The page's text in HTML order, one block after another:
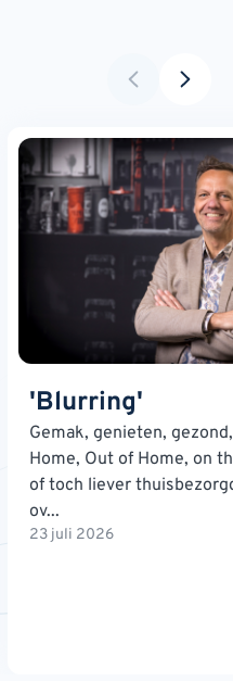
'Blurring'
Gemak, genieten,
Home, Out of Home, on
of toch liever
ov...
23 juli 2026